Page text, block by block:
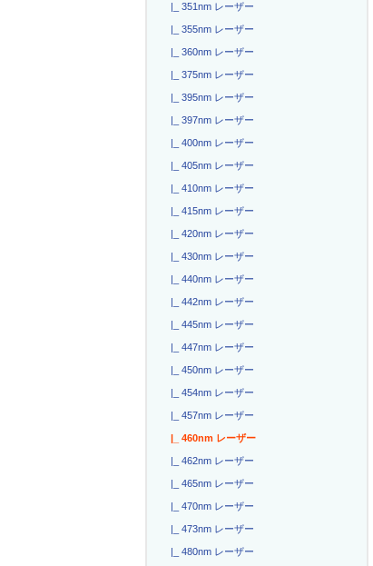
|_ 351nm レーザー
|_ 355nm レーザー
|_ 360nm レーザー
|_ 375nm レーザー
|_ 395nm レーザー
|_ 397nm レーザー
|_ 400nm レーザー
|_ 405nm レーザー
|_ 410nm レーザー
|_ 415nm レーザー
|_ 420nm レーザー
|_ 430nm レーザー
|_ 440nm レーザー
|_ 442nm レーザー
|_ 445nm レーザー
|_ 447nm レーザー
|_ 450nm レーザー
|_ 454nm レーザー
|_ 457nm レーザー
|_ 460nm レーザー
|_ 462nm レーザー
|_ 465nm レーザー
|_ 470nm レーザー
|_ 473nm レーザー
|_ 480nm レーザー